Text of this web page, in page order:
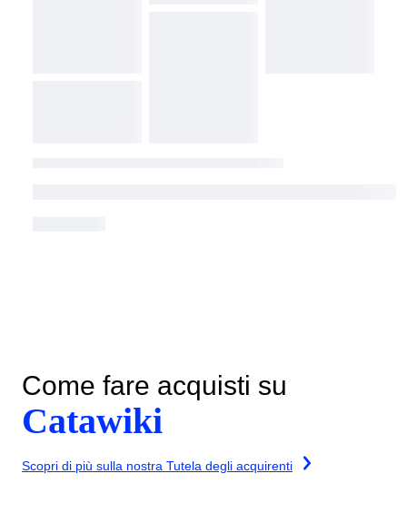
Come fare acquisti su
Catawiki
Scopri di più sulla nostra Tutela degli acquirenti